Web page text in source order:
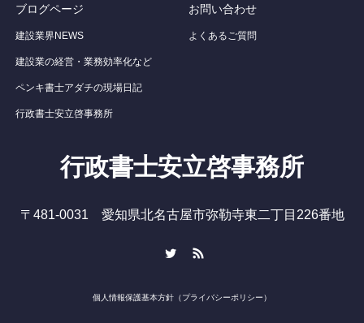
ブログページ
建設業界NEWS
建設業の経営・業務効率化など
ペンキ書士アダチの現場日記
行政書士安立啓事務所
お問い合わせ
よくあるご質問
行政書士安立啓事務所
〒481-0031 愛知県北名古屋市弥勒寺東二丁目226番地
個人情報保護基本方針（プライバシーポリシー）